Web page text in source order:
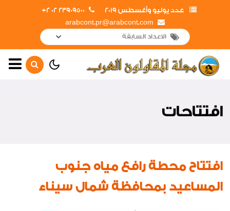
عدد يوليو وأغسطس 2019
23909500 02 2+
arabcont.pr@arabcont.com
جولات خارجية
تعاقدات جديدة
افتتاحات
افتتاح محطة رافع مياه جنوب
المساعيد بمحافظة شمال سيناء